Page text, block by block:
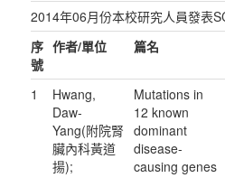
2014年06月份本校研究人員發表
序
號
作者/單位 篇名
1
Hwang,
Daw-
Yang(附院腎
臟內科黃道
揚);
Mutations in
12 known
dominant
disease-
causing genes